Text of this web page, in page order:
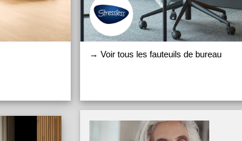
→ Voir tous les fauteuils de bureau